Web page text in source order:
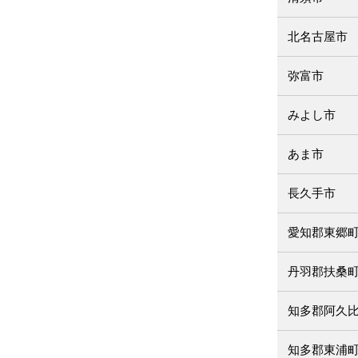
北名古屋市
弥富市
みよし市
あま市
長久手市
愛知郡東郷
丹羽郡扶桑
知多郡阿久
知多郡東浦